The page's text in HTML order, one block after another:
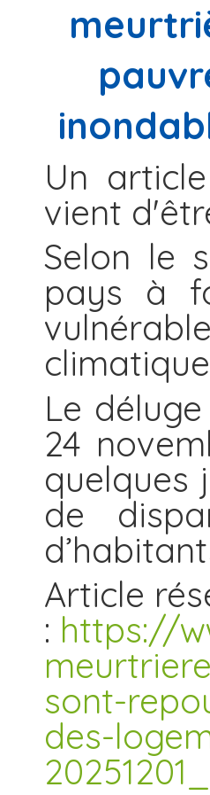
Un
vient
Selon le
pays à
Le
24
quelques
de
Article
: https://
sont-
des-